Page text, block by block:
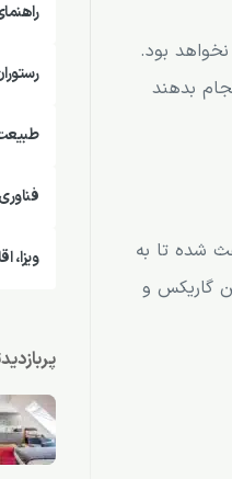
بود.
بدهند
شده تا به
گاریکس و
ویزا،